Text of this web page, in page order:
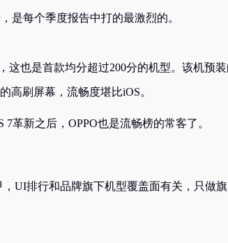
是每个季度报告中打的最激烈的。
这也是首款均分超过200分的机型。该机预
高刷屏幕，流畅度堪比iOS。
7革新之后，OPPO也是流畅榜的常客了。
UI排行和品牌旗下机型覆盖面有关，只做旗